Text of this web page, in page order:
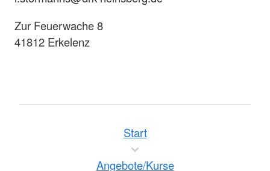
Zur Feuerwache 8
41812 Erkelenz
Start
Angebote/Kurse